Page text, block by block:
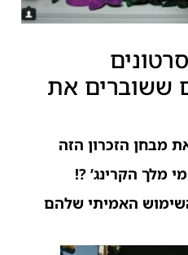
ששוברים את
מלך הקרינג’ ?!
האמיתי שלהם